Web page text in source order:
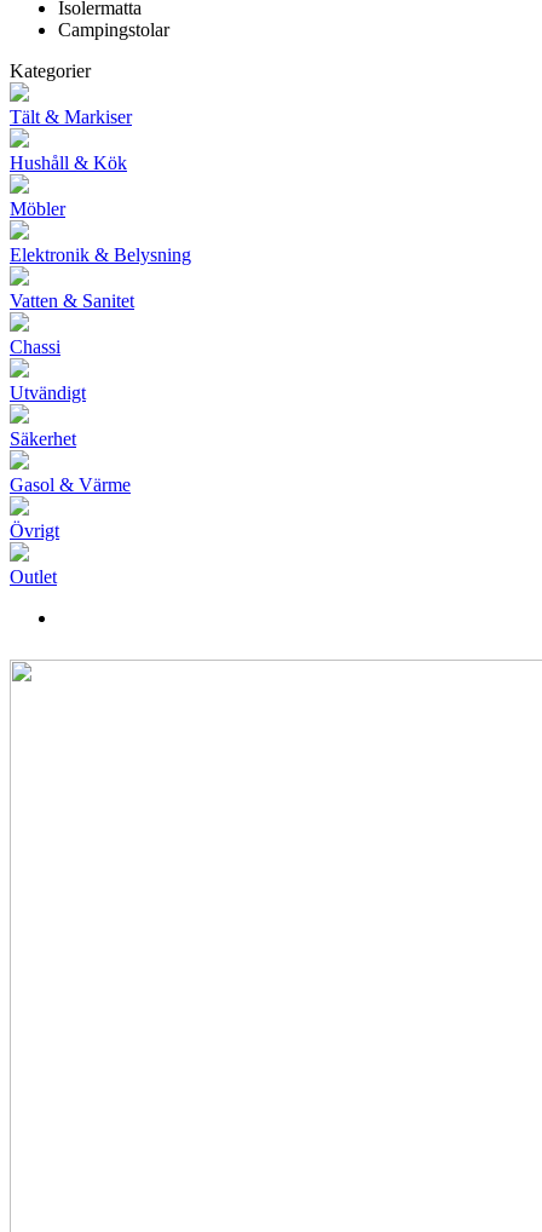
Isolermatta
Campingstolar
Kategorier
Tält & Markiser
Hushåll & Kök
Möbler
Elektronik & Belysning
Vatten & Sanitet
Chassi
Utvändigt
Säkerhet
Gasol & Värme
Övrigt
Outlet